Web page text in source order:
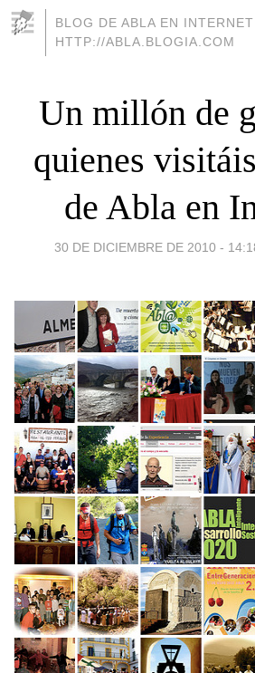
BLOG DE ABLA EN
HTTP://ABLA.BLOGIA.COM
Un millón de
quienes
de Abla en
30 DE DICIEMBRE DE 2010 -